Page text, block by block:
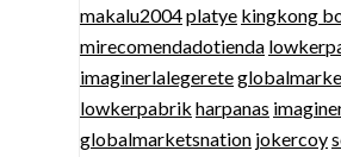
makalu2004platye kingkong
mirecomendadotienda
imaginerlalegerete
lowkerpabrik harpanas
globalmarketsnation jokercoy